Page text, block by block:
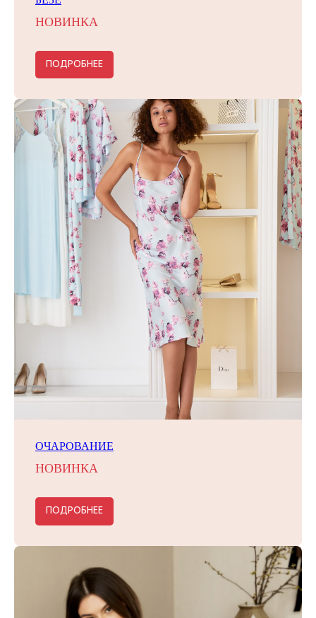
НОВИНКА
ПОДРОБНЕЕ
ОЧАРОВАНИЕ
НОВИНКА
ПОДРОБНЕЕ